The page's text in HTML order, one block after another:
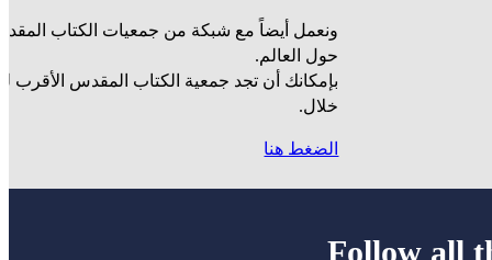
ونعمل أيضاً مع شبكة من جمعيات الكتاب
حول العالم.
بإمكانك أن تجد جمعية الكتاب المقدس الأقرب
خلال.
الضغط هنا
Follow all